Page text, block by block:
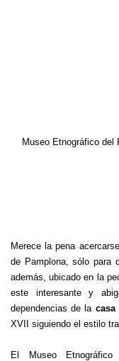
Museo Etnográfico del
Merece la pena
de Pamplona, sólo para
además, ubicado en la
este interesante y
dependencias de la casa
XVII siguiendo el estilo
El Museo